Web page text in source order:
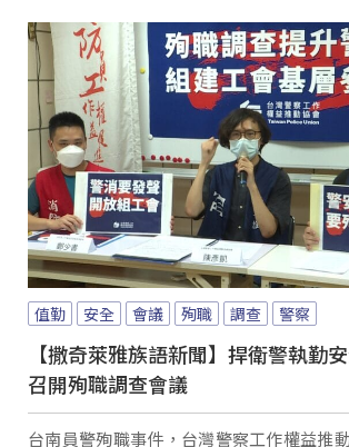
值勤 安全 會議 殉職 調查 警察
【撒奇萊雅族語新聞】捍衛警執勤
召開殉職調查會議
台南員警殉職事件，台灣警察工作權益推